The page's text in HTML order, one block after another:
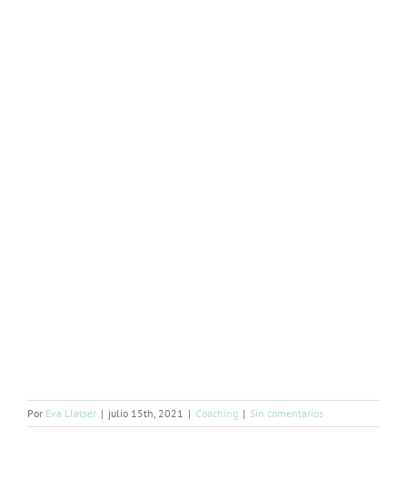
Por Eva Llatser | julio 15th, 2021 | Coaching | Sin comentarios